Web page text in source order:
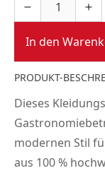
In den
PRODUKT-
Dieses
modernen Stil
aus 100 %